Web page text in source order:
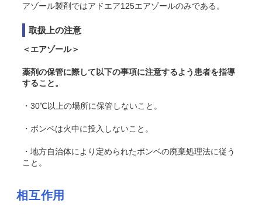
アゾール製剤ではアドエア125エアゾールのみである。
取扱上の注意
＜エアゾール＞
薬剤の保管に際して以下の事項に注意するよう患者を指導
すること。
・30℃以上の場所に保管しないこと。
・ボンベは火中に投入しないこと。
・地方自治体により定められたボンベの廃棄処理法に従う
こと。
相互作用